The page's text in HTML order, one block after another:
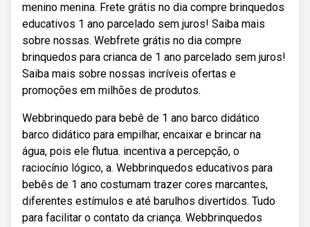
menino menina. Frete grátis no dia compre brinquedos
educativos 1 ano parcelado sem juros! Saiba mais
sobre nossas. Webfrete grátis no dia compre
brinquedos para crianca de 1 ano parcelado sem juros!
Saiba mais sobre nossas incríveis ofertas e
promoções em milhões de produtos.
Webbrinquedo para bebê de 1 ano barco didático
barco didático para empilhar, encaixar e brincar na
água, pois ele flutua. incentiva a percepção, o
raciocínio lógico, a. Webbrinquedos educativos para
bebês de 1 ano costumam trazer cores marcantes,
diferentes estímulos e até barulhos divertidos. Tudo
para facilitar o contato da criança. Webbrinquedos